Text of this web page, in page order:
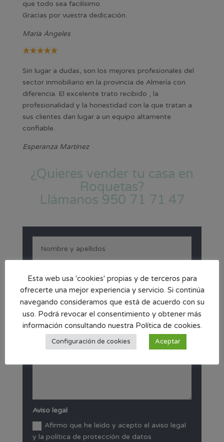
que todo sea facilísimo.
Gracias por vuestra dedicación.
María Ángeles
Sin lugar a dudas, son los mejores profesionales del
sector inmobiliario en la provincia de Almería con
diferencia. El excelente trato recibido , la
profesionalidad y la honestidad con la que tratan a
sus clientes dan lugar a un equipo altamente
confiable.
Esperanza Martínez
¿Quieres vender tu casa en
Roquetas?
Llámanos 950 71 71 47
Aviso legal
Afirmo que he leído y acepto el aviso legal
y la política de protección de datos
Esta web usa 'cookies' propias y de terceros para
ofrecerte una mejor experiencia y servicio. Si continúa
navegando consideramos que está de acuerdo con su
uso. Podrá revocar el consentimiento y obtener más
información consultando nuestra Política de cookies.
Configuración de cookies Aceptar